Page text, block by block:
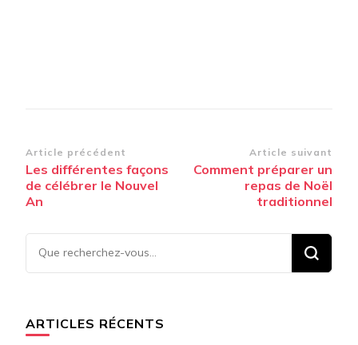
Navigation
d’article
Article précédent
Les différentes façons
de célébrer le Nouvel
An
Article suivant
Comment préparer un
repas de Noël
traditionnel
Vous
recherchiez
ARTICLES RÉCENTS